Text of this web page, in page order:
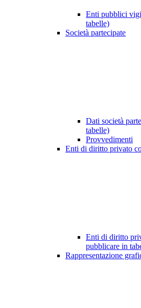
Enti pubblici
tabelle)
Società partecipate
Dati società
tabelle)
Provvedimenti
Enti di diritto privato
Enti di diritto
pubblicare in
Rappresentazione